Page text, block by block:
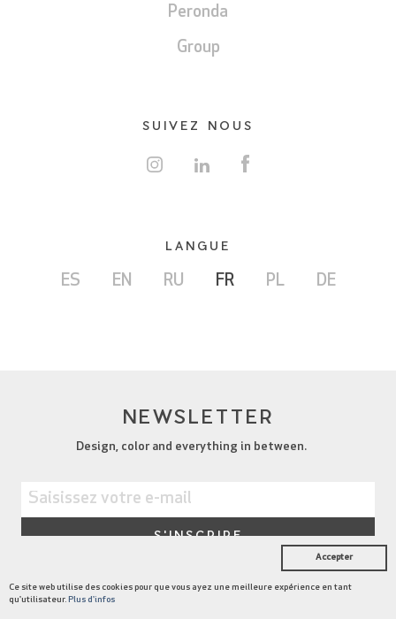
Accepter
Ce site web utilise des cookies pour que vous ayez une meilleure expérience en tant
qu'utilisateur. Plus d'infos
Peronda
Group
SUIVEZ NOUS
LANGUE
ES EN RU FR PL DE
NEWSLETTER
Design, color and everything in between.